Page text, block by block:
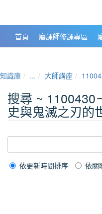
首頁 磨課師修課專區
知識庫 ... 大師講座
搜尋 ~ 1100430
史與鬼滅之刃的
依更新時間排序 依關